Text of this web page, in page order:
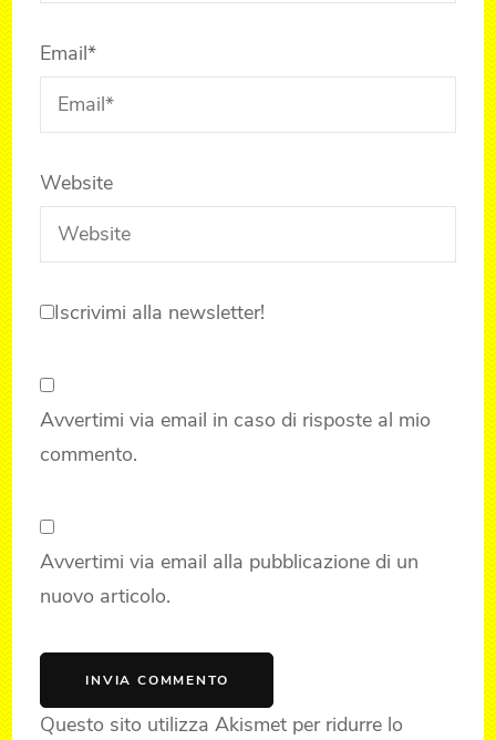
Email*
Website
Iscrivimi alla newsletter!
Avvertimi via email in caso di risposte al mio
commento.
Avvertimi via email alla pubblicazione di un
nuovo articolo.
Questo sito utilizza Akismet per ridurre lo